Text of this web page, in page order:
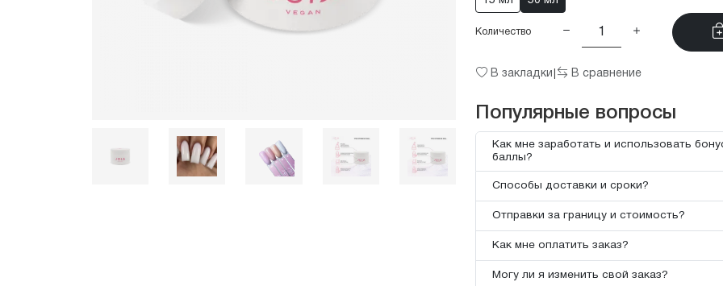
Количество
В закладки В сравнение
Популярные вопросы
Как мне заработать и использовать
баллы?
Способы доставки и сроки?
Отправки за границу и стоимость?
Как мне оплатить заказ?
Могу ли я изменить свой заказ?